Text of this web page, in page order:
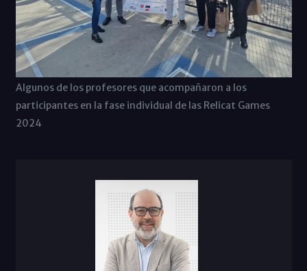
Algunos de los profesores que acompañaron a los
participantes en la fase individual de las Relicat Games
2024